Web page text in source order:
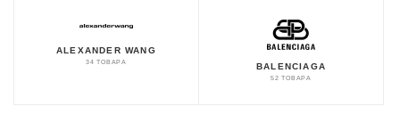
ALEXANDER WANG
34 ТОВАРА BALENCIAGA
52 ТОВАРА